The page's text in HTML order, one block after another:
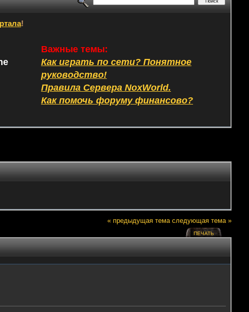
!
Важные темы:
Как играть по сети? Понятное
руководство!
Правила Сервера NoxWorld.
Как помочь форуму финансово?
« предыдущая тема следующая тема »
ПЕЧАТЬ